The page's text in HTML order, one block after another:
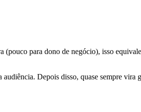
(pouco para dono de negócio), isso
Depois disso, quase sempre vira